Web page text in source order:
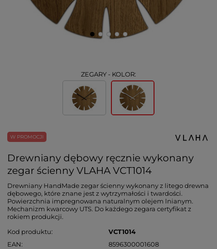
ZEGARY - KOLOR:
W PROMOCJI
Drewniany dębowy ręcznie wykonany
zegar ścienny VLAHA VCT1014
Drewniany HandMade zegar ścienny wykonany z litego drewna
dębowego, które znane jest z wytrzymałości i twardości.
Powierzchnia impregnowana naturalnym olejem lnianym.
Mechanizm kwarcowy UTS. Do każdego zegara certyfikat z
rokiem produkcji.
Kod produktu
VCT1014
EAN
8596300001608